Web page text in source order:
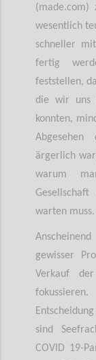
(made.com)
wesentlich
schneller
fertig
feststellen,
die wir uns
konnten,
ärgerlich
warum
warten muss.
gewisser
Verkauf
sind
COVID 19-